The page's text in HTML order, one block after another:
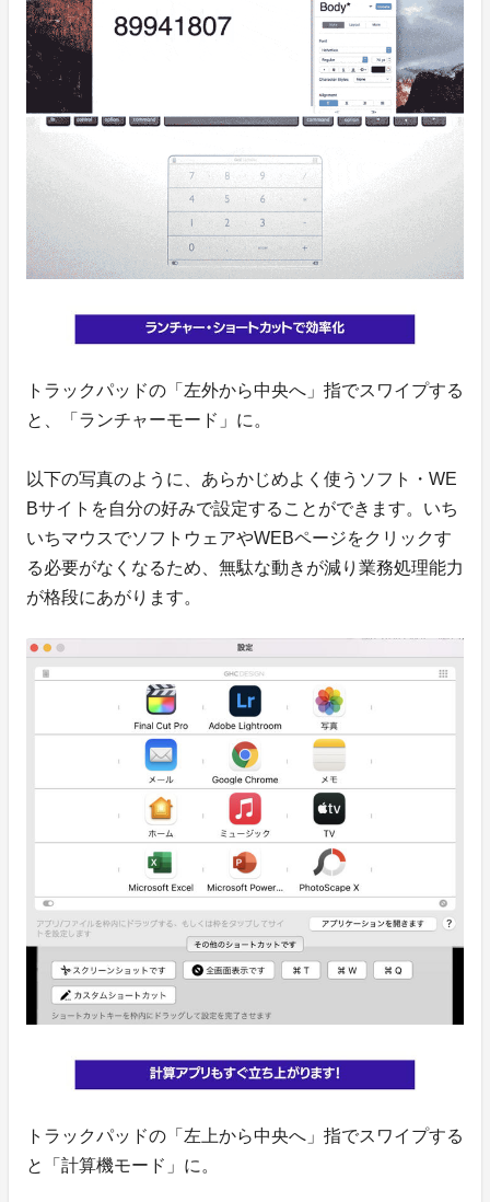
トラックパッドの「左外から中央へ」指でスワイプする
と、「ランチャーモード」に。
以下の写真のように、あらかじめよく使うソフト・WE
Bサイトを自分の好みで設定することができます。いち
いちマウスでソフトウェアやWEBページをクリックす
る必要がなくなるため、無駄な動きが減り業務処理能力
が格段にあがります。
トラックパッドの「左上から中央へ」指でスワイプする
と「計算機モード」に。